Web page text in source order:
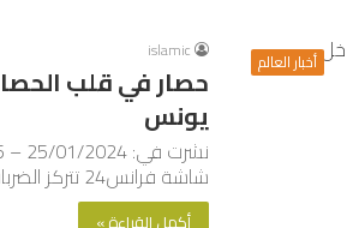
أخبار العالم islamic
حصار في قلب
يونس
شاشة فرانس24 تتركز الضربات…
أكمل القراءة »